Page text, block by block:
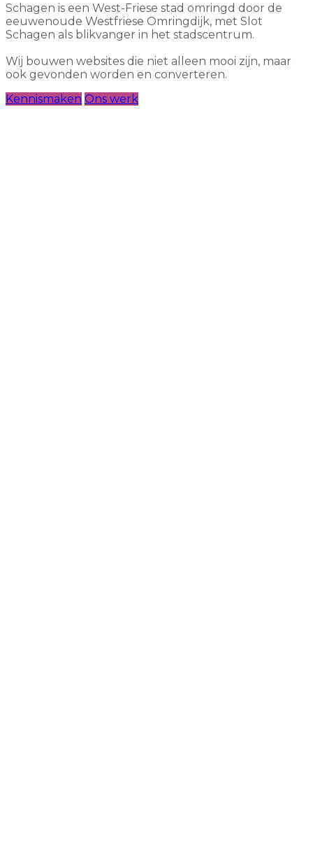
Schagen is een West-Friese stad omringd door de
eeuwenoude Westfriese Omringdijk, met Slot
Schagen als blikvanger in het stadscentrum.
Wij bouwen websites die niet alleen mooi zijn, maar
ook gevonden worden en converteren.
Kennismaken Ons werk